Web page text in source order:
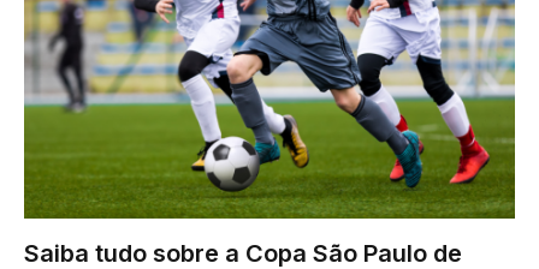
Saiba tudo sobre a Copa São Paulo de